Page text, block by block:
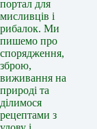
портал для
мисливців і
рибалок. Ми
пишемо про
спорядження,
зброю,
виживання на
природі та
ділимося
рецептами з